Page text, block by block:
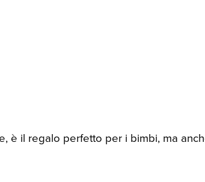
è il regalo perfetto per i bimbi, ma